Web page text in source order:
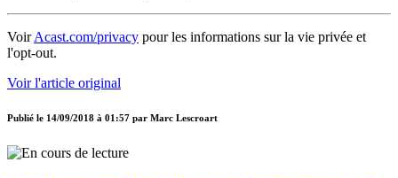
VoirAcast.com/privacy pour les informations sur la vie privée et
l'opt-out.
Voir l'article original
Publié le 14/09/2018 à 01:57 par Marc Lescroart